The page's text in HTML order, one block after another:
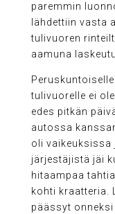
paremmin
lähdettiin vasta
tulivuoren
aamuna
tulivuorelle ei
edes pitkän
autossa
oli vaikeuksissa
järjestäjistä jäi
hitaampaa
kohti kraatteria.
päässyt